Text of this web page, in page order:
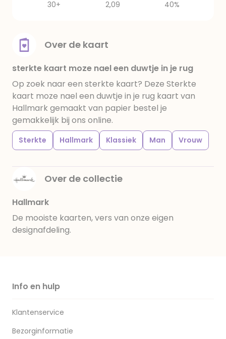
30+
2,09 40%
Over de kaart
sterkte kaart moze nael een duwtje in je rug
Op zoek naar een sterkte kaart? Deze Sterkte
kaart moze nael een duwtje in je rug kaart van
Hallmark gemaakt van papier bestel je
gemakkelijk bij ons online.
Sterkte Hallmark Klassiek Man Vrouw
Over de collectie
Hallmark
De mooiste kaarten, vers van onze eigen
designafdeling.
Info en hulp
Klantenservice
Bezorginformatie